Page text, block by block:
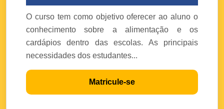
O curso tem como objetivo oferecer ao aluno o
conhecimento sobre a alimentação e os
cardápios dentro das escolas. As principais
necessidades dos estudantes...
Matricule-se